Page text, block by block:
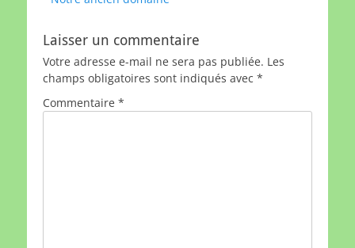
de
Laisser un commentaire
Votre adresse e-mail ne sera pas publiée. Les
champs obligatoires sont indiqués avec *
Commentaire *